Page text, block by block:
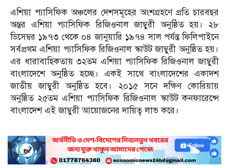
এশিয়া প্যাসিফিক অঞ্চলের দেশসমূহের অংশগ্রহণে প্রতি চারবছর
অন্তর এশিয়া প্যাসিফিক রিজিওনাল জাম্বুরী অনুষ্ঠিত হয়। ২৮
ডিসেম্বর ১৯৭৩ থেকে ০৪ জানুয়ারি ১৯৭৪ সাল পর্যন্ত ফিলিপাইনে
সর্বপ্রথম এশিয়া প্যাসিফিক রিজিওনাল স্কাউট জাম্বুরী অনুষ্ঠিত হয়।
এর ধারাবাহিকতায় ৩২তম এশিয়া প্যাসিফিক রিজিওনাল জাম্বুরী
বাংলাদেশে অনুষ্ঠিত হচ্ছে। একই সাথে বাংলাদেশের একাদশ
জাতীয় জাম্বুরী অনুষ্ঠিত হবে। ২০১৫ সনে দক্ষিণ কোরিয়ায়
অনুষ্ঠিত ২৫তম এশিয়া প্যাসিফিক রিজিওনাল স্কাউট কনফারেন্সে
বাংলাদেশ এই জাম্বুরী আয়োজনের দায়িত্ব লাভ করে।